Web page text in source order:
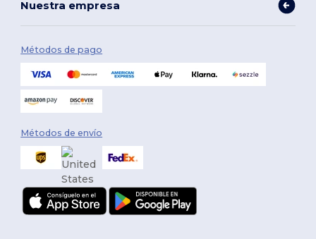
Nuestra empresa
Métodos de pago
Métodos de envío